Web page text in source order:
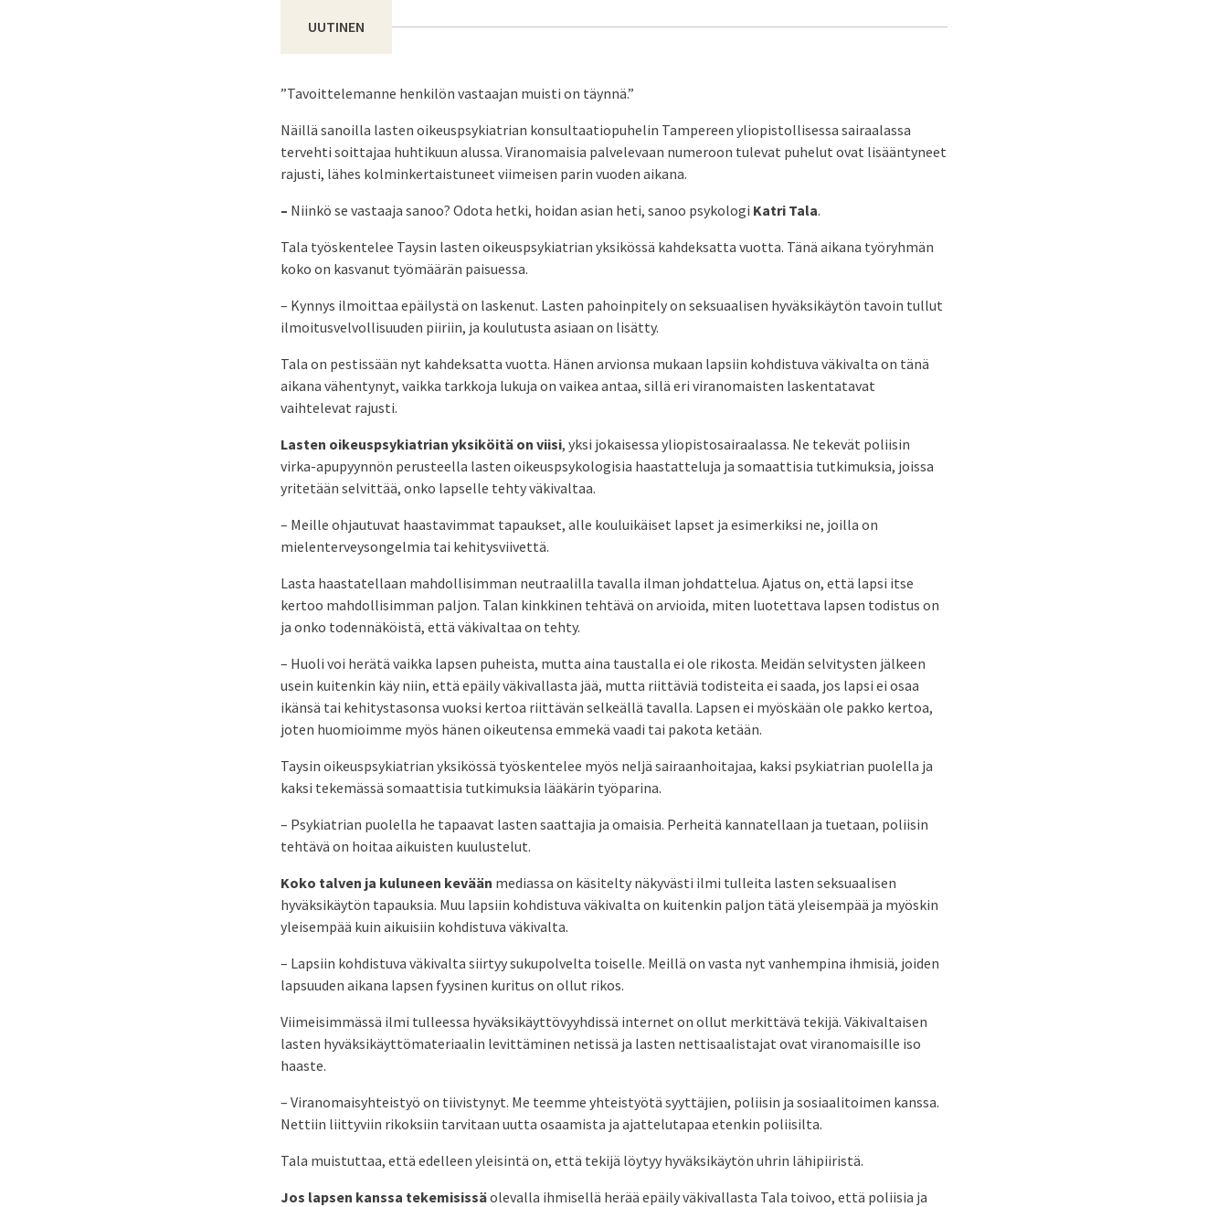
UUTINEN
”Tavoittelemanne henkilön vastaajan muisti on täynnä.”
Näillä sanoilla lasten oikeuspsykiatrian konsultaatiopuhelin Tampereen yliopistollisessa sairaalassa
tervehti soittajaa huhtikuun alussa. Viranomaisia palvelevaan numeroon tulevat puhelut ovat lisääntyneet
rajusti, lähes kolminkertaistuneet viimeisen parin vuoden aikana.
– Niinkö se vastaaja sanoo? Odota hetki, hoidan asian heti, sanoo psykologi Katri Tala.
Tala työskentelee Taysin lasten oikeuspsykiatrian yksikössä kahdeksatta vuotta. Tänä aikana työryhmän
koko on kasvanut työmäärän paisuessa.
– Kynnys ilmoittaa epäilystä on laskenut. Lasten pahoinpitely on seksuaalisen hyväksikäytön tavoin tullut
ilmoitusvelvollisuuden piiriin, ja koulutusta asiaan on lisätty.
Tala on pestissään nyt kahdeksatta vuotta. Hänen arvionsa mukaan lapsiin kohdistuva väkivalta on tänä
aikana vähentynyt, vaikka tarkkoja lukuja on vaikea antaa, sillä eri viranomaisten laskentatavat
vaihtelevat rajusti.
Lasten oikeuspsykiatrian yksiköitä on viisi, yksi jokaisessa yliopistosairaalassa. Ne tekevät poliisin
virka-apupyynnön perusteella lasten oikeuspsykologisia haastatteluja ja somaattisia tutkimuksia, joissa
yritetään selvittää, onko lapselle tehty väkivaltaa.
– Meille ohjautuvat haastavimmat tapaukset, alle kouluikäiset lapset ja esimerkiksi ne, joilla on
mielenterveysongelmia tai kehitysviivettä.
Lasta haastatellaan mahdollisimman neutraalilla tavalla ilman johdattelua. Ajatus on, että lapsi itse
kertoo mahdollisimman paljon. Talan kinkkinen tehtävä on arvioida, miten luotettava lapsen todistus on
ja onko todennäköistä, että väkivaltaa on tehty.
– Huoli voi herätä vaikka lapsen puheista, mutta aina taustalla ei ole rikosta. Meidän selvitysten jälkeen
usein kuitenkin käy niin, että epäily väkivallasta jää, mutta riittäviä todisteita ei saada, jos lapsi ei osaa
ikänsä tai kehitystasonsa vuoksi kertoa riittävän selkeällä tavalla. Lapsen ei myöskään ole pakko kertoa,
joten huomioimme myös hänen oikeutensa emmekä vaadi tai pakota ketään.
Taysin oikeuspsykiatrian yksikössä työskentelee myös neljä sairaanhoitajaa, kaksi psykiatrian puolella ja
kaksi tekemässä somaattisia tutkimuksia lääkärin työparina.
– Psykiatrian puolella he tapaavat lasten saattajia ja omaisia. Perheitä kannatellaan ja tuetaan, poliisin
tehtävä on hoitaa aikuisten kuulustelut.
Koko talven ja kuluneen kevään mediassa on käsitelty näkyvästi ilmi tulleita lasten seksuaalisen
hyväksikäytön tapauksia. Muu lapsiin kohdistuva väkivalta on kuitenkin paljon tätä yleisempää ja myöskin
yleisempää kuin aikuisiin kohdistuva väkivalta.
– Lapsiin kohdistuva väkivalta siirtyy sukupolvelta toiselle. Meillä on vasta nyt vanhempina ihmisiä, joiden
lapsuuden aikana lapsen fyysinen kuritus on ollut rikos.
Viimeisimmässä ilmi tulleessa hyväksikäyttövyyhdissä internet on ollut merkittävä tekijä. Väkivaltaisen
lasten hyväksikäyttömateriaalin levittäminen netissä ja lasten nettisaalistajat ovat viranomaisille iso
haaste.
– Viranomaisyhteistyö on tiivistynyt. Me teemme yhteistyötä syyttäjien, poliisin ja sosiaalitoimen kanssa.
Nettiin liittyviin rikoksiin tarvitaan uutta osaamista ja ajattelutapaa etenkin poliisilta.
Tala muistuttaa, että edelleen yleisintä on, että tekijä löytyy hyväksikäytön uhrin lähipiiristä.
Jos lapsen kanssa tekemisissäolevalla ihmisellä herää epäily väkivallasta Tala toivoo, että poliisia ja